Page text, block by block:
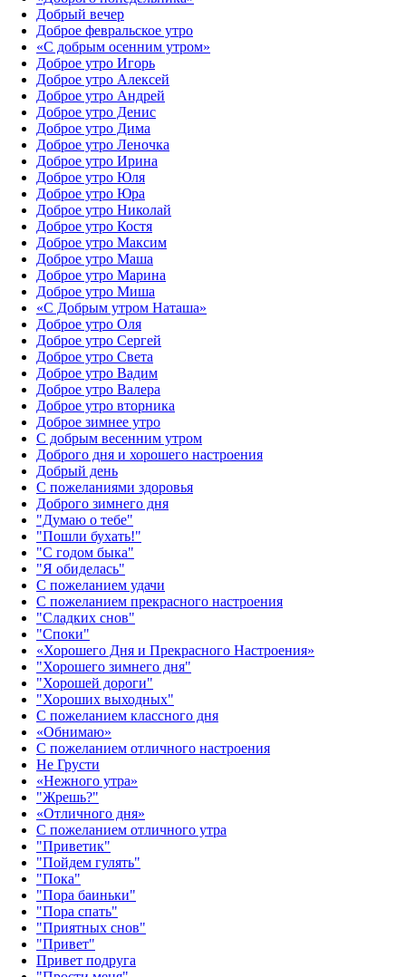
Добрый вечер
Доброе февральское утро
«С добрым осенним утром»‎
Доброе утро Игорь
Доброе утро Алексей
Доброе утро Андрей
Доброе утро Денис
Доброе утро Дима
Доброе утро Леночка
Доброе утро Ирина
Доброе утро Юля
Доброе утро Юра
Доброе утро Николай
Доброе утро Костя
Доброе утро Максим
Доброе утро Маша
Доброе утро Марина
Доброе утро Миша
«С Добрым утром Наташа»
Доброе утро Оля
Доброе утро Сергей
Доброе утро Света
Доброе утро Вадим
Доброе утро Валера
Доброе утро вторника
Доброе зимнее утро
С добрым весенним утром
Доброго дня и хорошего настроения
Добрый день
С пожеланиями здоровья
Доброго зимнего дня
"Думаю о тебе"
"Пошли бухать!"
"С годом быка"
"Я обиделась"
С пожеланием удачи
С пожеланием прекрасного настроения
"Сладких снов"
"Споки"
«Хорошего Дня и Прекрасного Настроения»
"Хорошего зимнего дня"
"Хорошей дороги"
"Хороших выходных"
С пожеланием классного дня
«Обнимаю»
С пожеланием отличного настроения
Не Грусти
«Нежного утра»‎
"Жрешь?"
«Отличного дня»‎
С пожеланием отличного утра
"Приветик"
"Пойдем гулять"
"Пока"
"Пора баиньки"
"Пора спать"
"Приятных снов"
"Привет"
Привет подруга